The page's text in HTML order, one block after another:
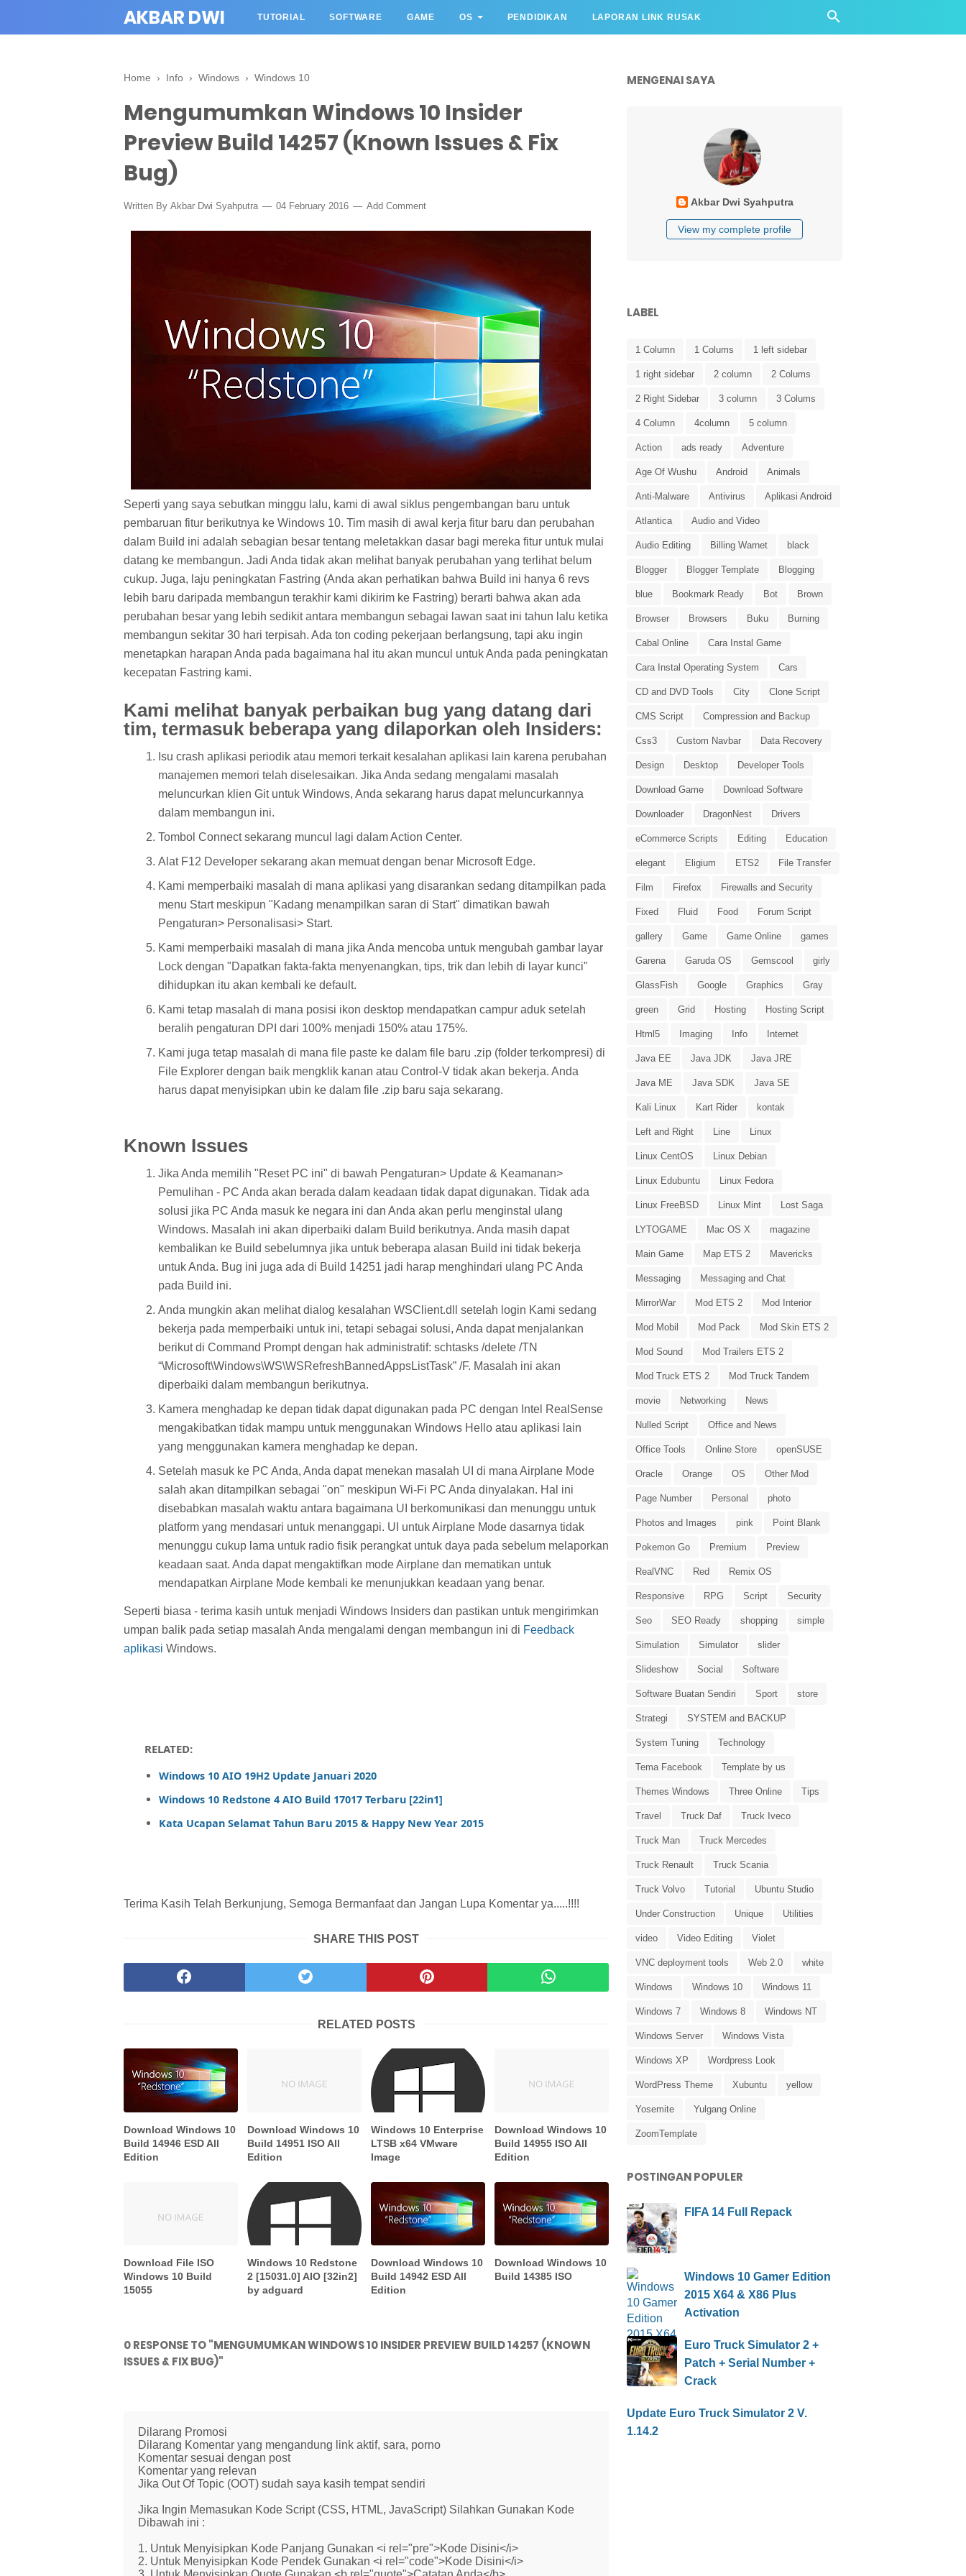
AKBAR DWI TUTORIAL SOFTWARE GAME OS PENDIDIKAN LAPORAN LINK RUSAK
Home › Info › Windows › Windows 10
Mengumumkan Windows 10 Insider
Preview Build 14257 (Known Issues & Fix
Bug)
Written By Akbar Dwi Syahputra 04 February 2016 Add Comment
Seperti yang saya sebutkan minggu lalu, kami di awal siklus pengembangan baru untuk
pembaruan fitur berikutnya ke Windows 10. Tim masih di awal kerja fitur baru dan perubahan
dalam Build ini adalah sebagian besar tentang meletakkan dasar bagi mereka fitur untuk mulai
datang ke membangun. Jadi Anda tidak akan melihat banyak perubahan yang terlihat belum
cukup. Juga, laju peningkatan Fastring (Anda akan perhatikan bahwa Build ini hanya 6 revs
lebih baru daripada membangun terakhir kami dikirim ke Fastring) berarti bahwa akan ada
perubahan besar yang lebih sedikit antara membangun sebagai lawan saat ini tahun lalu ketika
membangun sekitar 30 hari terpisah. Ada ton coding pekerjaan berlangsung, tapi aku ingin
menetapkan harapan Anda pada bagaimana hal itu akan muncul untuk Anda pada peningkatan
kecepatan Fastring kami.
Kami melihat banyak perbaikan bug yang datang dari
tim, termasuk beberapa yang dilaporkan oleh Insiders:
Isu crash aplikasi periodik atau memori terkait kesalahan aplikasi lain karena perubahan
manajemen memori telah diselesaikan. Jika Anda sedang mengalami masalah
meluncurkan klien Git untuk Windows, Anda sekarang harus dapat meluncurkannya
dalam membangun ini.
Tombol Connect sekarang muncul lagi dalam Action Center.
Alat F12 Developer sekarang akan memuat dengan benar Microsoft Edge.
Kami memperbaiki masalah di mana aplikasi yang disarankan sedang ditampilkan pada
menu Start meskipun "Kadang menampilkan saran di Start" dimatikan bawah
Pengaturan> Personalisasi> Start.
Kami memperbaiki masalah di mana jika Anda mencoba untuk mengubah gambar layar
Lock dengan "Dapatkan fakta-fakta menyenangkan, tips, trik dan lebih di layar kunci"
dihidupkan itu akan kembali ke default.
Kami tetap masalah di mana posisi ikon desktop mendapatkan campur aduk setelah
beralih pengaturan DPI dari 100% menjadi 150% atau 175%.
Kami juga tetap masalah di mana file paste ke dalam file baru .zip (folder terkompresi) di
File Explorer dengan baik mengklik kanan atau Control-V tidak akan bekerja. Anda
harus dapat menyisipkan ubin ke dalam file .zip baru saja sekarang.
Known Issues
Jika Anda memilih "Reset PC ini" di bawah Pengaturan> Update & Keamanan>
Pemulihan - PC Anda akan berada dalam keadaan tidak dapat digunakan. Tidak ada
solusi jika PC Anda masuk ke negara ini dan Anda akan perlu menginstal ulang
Windows. Masalah ini akan diperbaiki dalam Build berikutnya. Anda masih dapat
kembalikan ke Build sebelumnya jika untuk beberapa alasan Build ini tidak bekerja
untuk Anda. Bug ini juga ada di Build 14251 jadi harap menghindari ulang PC Anda
pada Build ini.
Anda mungkin akan melihat dialog kesalahan WSClient.dll setelah login Kami sedang
bekerja pada memperbaiki untuk ini, tetapi sebagai solusi, Anda dapat menjalankan
berikut di Command Prompt dengan hak administratif: schtasks /delete /TN
“\Microsoft\Windows\WS\WSRefreshBannedAppsListTask” /F. Masalah ini akan
diperbaiki dalam membangun berikutnya.
Kamera menghadap ke depan tidak dapat digunakan pada PC dengan Intel RealSense
mengakibatkan tidak mampu untuk menggunakan Windows Hello atau aplikasi lain
yang menggunakan kamera menghadap ke depan.
Setelah masuk ke PC Anda, Anda dapat menekan masalah UI di mana Airplane Mode
salah akan ditampilkan sebagai "on" meskipun Wi-Fi PC Anda dinyalakan. Hal ini
disebabkan masalah waktu antara bagaimana UI berkomunikasi dan menunggu untuk
platform yang mendasari untuk menanggapi. UI untuk Airplane Mode dasarnya tidak
menunggu cukup lama untuk radio fisik perangkat untuk daya pada sebelum melaporkan
keadaan saat. Anda dapat mengaktifkan mode Airplane dan mematikan untuk
mendapatkan Airplane Mode kembali ke menunjukkan keadaan yang benar.
Seperti biasa - terima kasih untuk menjadi Windows Insiders dan pastikan untuk mengirimkan
umpan balik pada setiap masalah Anda mengalami dengan membangun ini di Feedback
aplikasi Windows.
RELATED:
Windows 10 AIO 19H2 Update Januari 2020
Windows 10 Redstone 4 AIO Build 17017 Terbaru [22in1]
Kata Ucapan Selamat Tahun Baru 2015 & Happy New Year 2015
Terima Kasih Telah Berkunjung, Semoga Bermanfaat dan Jangan Lupa Komentar ya.....!!!!
SHARE THIS POST
RELATED POSTS
Download Windows 10
Build 14946 ESD All
Edition
Download Windows 10
Build 14951 ISO All
Edition
Windows 10 Enterprise
LTSB x64 VMware
Image
Download Windows 10
Build 14955 ISO All
Edition
Download File ISO
Windows 10 Build
15055
Windows 10 Redstone
2 [15031.0] AIO [32in2]
by adguard
Download Windows 10
Build 14942 ESD All
Edition
Download Windows 10
Build 14385 ISO
0 RESPONSE TO "MENGUMUMKAN WINDOWS 10 INSIDER PREVIEW BUILD 14257 (KNOWN
ISSUES & FIX BUG)"
Dilarang Promosi
Dilarang Komentar yang mengandung link aktif, sara, porno
Komentar sesuai dengan post
Komentar yang relevan
Jika Out Of Topic (OOT) sudah saya kasih tempat sendiri
Jika Ingin Memasukan Kode Script (CSS, HTML, JavaScript) Silahkan Gunakan Kode
Dibawah ini :
1. Untuk Menyisipkan Kode Panjang Gunakan <i rel="pre">Kode Disini</i>
2. Untuk Menyisipkan Kode Pendek Gunakan <i rel="code">Kode Disini</i>
MENGENAI SAYA
Akbar Dwi Syahputra
View my complete profile
LABEL
1 Column 1 Colums 1 left sidebar
1 right sidebar 2 column 2 Colums
2 Right Sidebar 3 column 3 Colums
4 Column 4column 5 column
Action ads ready Adventure
Age Of Wushu Android Animals
Anti-Malware Antivirus Aplikasi Android
Atlantica Audio and Video
Audio Editing Billing Warnet black
Blogger Blogger Template Blogging
blue Bookmark Ready Bot Brown
Browser Browsers Buku Burning
Cabal Online Cara Instal Game
Cara Instal Operating System Cars
CD and DVD Tools City Clone Script
CMS Script Compression and Backup
Css3 Custom Navbar Data Recovery
Design Desktop Developer Tools
Download Game Download Software
Downloader DragonNest Drivers
eCommerce Scripts Editing Education
elegant Eligium ETS2 File Transfer
Film Firefox Firewalls and Security
Fixed Fluid Food Forum Script
gallery Game Game Online games
Garena Garuda OS Gemscool girly
GlassFish Google Graphics Gray
green Grid Hosting Hosting Script
Html5 Imaging Info Internet
Java EE Java JDK Java JRE
Java ME Java SDK Java SE
Kali Linux Kart Rider kontak
Left and Right Line Linux
Linux CentOS Linux Debian
Linux Edubuntu Linux Fedora
Linux FreeBSD Linux Mint Lost Saga
LYTOGAME Mac OS X magazine
Main Game Map ETS 2 Mavericks
Messaging Messaging and Chat
MirrorWar Mod ETS 2 Mod Interior
Mod Mobil Mod Pack Mod Skin ETS 2
Mod Sound Mod Trailers ETS 2
Mod Truck ETS 2 Mod Truck Tandem
movie Networking News
Nulled Script Office and News
Office Tools Online Store openSUSE
Oracle Orange OS Other Mod
Page Number Personal photo
Photos and Images pink Point Blank
Pokemon Go Premium Preview
RealVNC Red Remix OS
Responsive RPG Script Security
Seo SEO Ready shopping simple
Simulation Simulator slider
Slideshow Social Software
Software Buatan Sendiri Sport store
Strategi SYSTEM and BACKUP
System Tuning Technology
Tema Facebook Template by us
Themes Windows Three Online Tips
Travel Truck Daf Truck Iveco
Truck Man Truck Mercedes
Truck Renault Truck Scania
Truck Volvo Tutorial Ubuntu Studio
Under Construction Unique Utilities
video Video Editing Violet
VNC deployment tools Web 2.0 white
Windows Windows 10 Windows 11
Windows 7 Windows 8 Windows NT
Windows Server Windows Vista
Windows XP Wordpress Look
WordPress Theme Xubuntu yellow
Yosemite Yulgang Online
ZoomTemplate
POSTINGAN POPULER
FIFA 14 Full Repack
Windows 10 Gamer Edition
2015 X64 & X86 Plus
Activation
Euro Truck Simulator 2 +
Patch + Serial Number +
Crack
Update Euro Truck Simulator 2 V.
1.14.2